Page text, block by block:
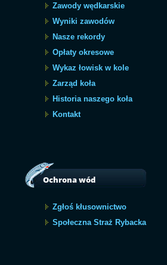
Zawody wędkarskie
Wyniki zawodów
Nasze rekordy
Opłaty okresowe
Wykaz łowisk w kole
Zarząd koła
Historia naszego koła
Kontakt
Ochrona wód
Zgłoś kłusownictwo
Społeczna Straż Rybacka